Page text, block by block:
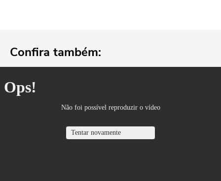
Confira também: